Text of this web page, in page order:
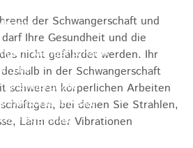
Mängel & Kritik
Säle
Rohleder-Saal
der Schwangerschaft und
Ihre Gesundheit und die
nicht gefährdet werden. Ihr
in der Schwangerschaft
schweren körperlichen Arbeiten
bei denen Sie Strahlen,
Lärm oder Vibrationen